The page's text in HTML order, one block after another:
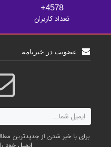
4578+
تعداد کاربران
عضویت در خبرنامه
برای با خبر شدن از جدیدترین